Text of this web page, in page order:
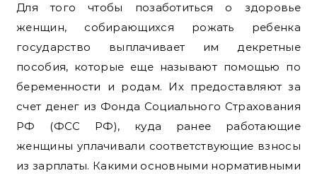
Для того чтобы позаботиться о здоровье
женщин, собирающихся рожать ребенка
государство выплачивает им декретные
пособия, которые еще называют помощью по
беременности и родам. Их предоставляют за
счет денег из Фонда Социального Страхования
РФ (ФСС РФ), куда ранее работающие
женщины уплачивали соответствующие взносы
из зарплаты. Какими основными нормативными